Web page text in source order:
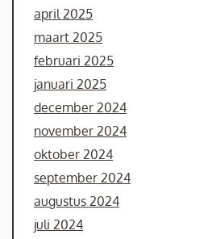
april 2025
maart 2025
februari 2025
januari 2025
december 2024
november 2024
oktober 2024
september 2024
augustus 2024
juli 2024